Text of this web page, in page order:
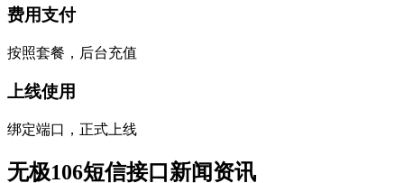
费用支付
按照套餐，后台充值
上线使用
绑定端口，正式上线
无极106短信接口新闻资讯